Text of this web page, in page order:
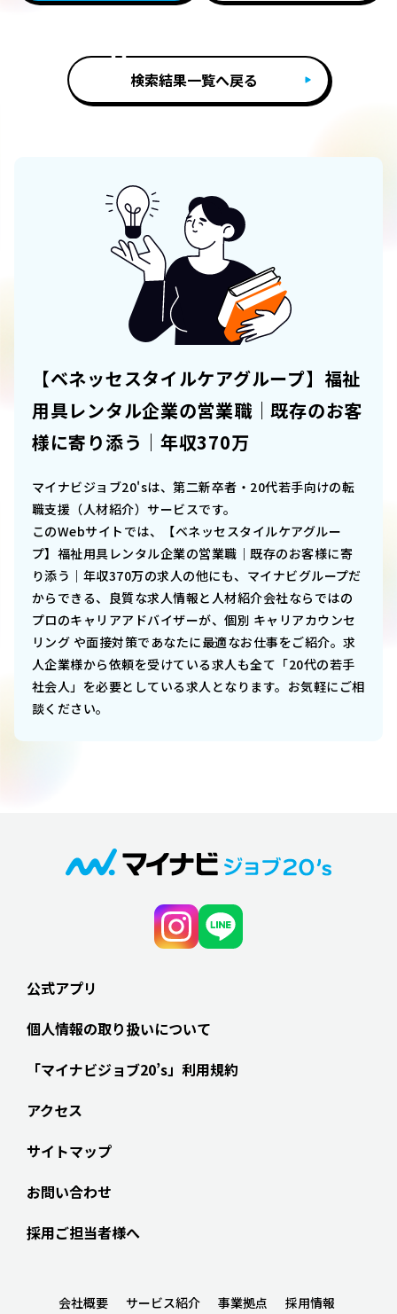
検索結果一覧へ戻る
【ベネッセスタイルケアグループ】福祉
用具レンタル企業の営業職｜既存のお客
様に寄り添う｜年収370万
マイナビジョブ20'sは、第二新卒者・20代若手向けの転
職支援（人材紹介）サービスです。
このWebサイトでは、
【ベネッセスタイルケアグルー
プ】福祉用具レンタル企業の営業職｜既存のお客様に寄
り添う｜年収370万の求人の他にも、マイナビグループだ
からできる、良質な求人情報と人材紹介会社ならではの
プロのキャリアアドバイザーが、個別 キャリアカウンセ
リング や面接対策であなたに最適なお仕事をご紹介。求
人企業様から依頼を受けている求人も全て「20代の若手
社会人」を必要としている求人となります。お気軽にご相
談ください。
公式アプリ
個人情報の取り扱いについて
「マイナビジョブ20’s」利用規約
アクセス
サイトマップ
お問い合わせ
採用ご担当者様へ
会社概要 サービス紹介 事業拠点 採用情報